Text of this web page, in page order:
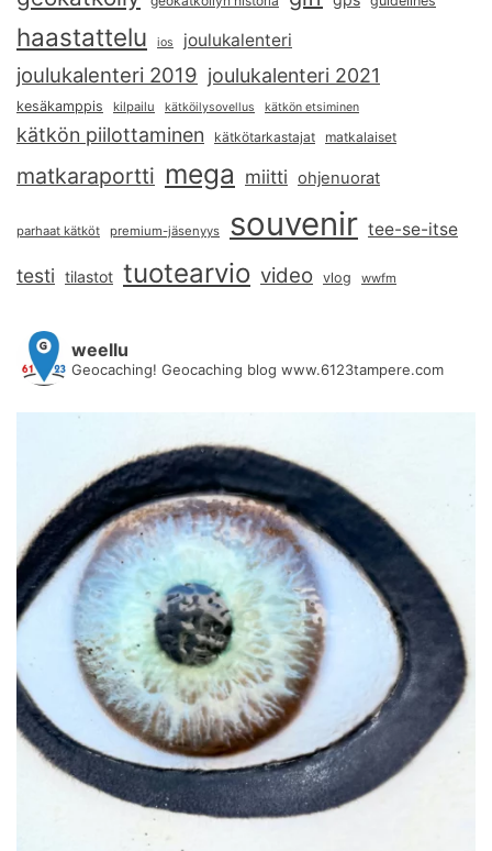
haastattelu ios joulukalenteri
joulukalenteri 2019 joulukalenteri 2021
kesäkamppis kilpailu kätköilysovellus kätkön etsiminen
kätkön piilottaminen kätkötarkastajat matkalaiset
matkaraportti mega miitti ohjenuorat
parhaat kätköt premium-jäsenyys souvenir tee-se-itse
testi tilastot tuotearvio video vlog wwfm
weellu
Geocaching! Geocaching blog www.6123tampere.com